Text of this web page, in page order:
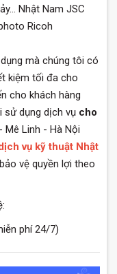
Nhật Nam JSC
Ricoh
mà chúng tôi có
kiệm tối đa cho
cho khách hàng
sử dụng dịch vụ cho
Mê Linh - Hà Nội
vụ kỹ thuật Nhật
vệ quyền lợi theo
phí 24/7)